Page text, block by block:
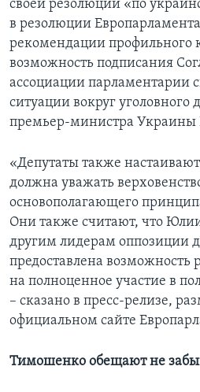
своей резолюции «по
в резолюции
рекомендации профильного
возможность подписания
ассоциации парламентарии
ситуации вокруг уголовного
премьер-министра
«Депутаты также
должна уважать
основополагающего
Они также считают, что
другим лидерам оппозиции
предоставлена возможность
на полноценное участие в
– сказано в пресс-релизе,
официальном сайте
Тимошенко обещают не